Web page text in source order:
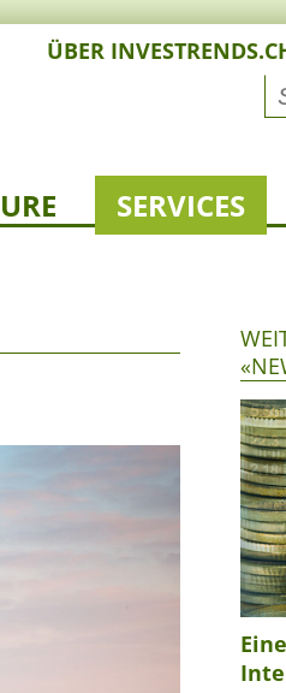
ÜBER
SERVICES